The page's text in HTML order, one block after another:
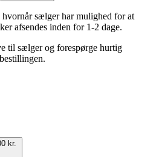
sælger har mulighed for at
afsendes inden for 1-2 dage.
til sælger og forespørge hurtig
kr.